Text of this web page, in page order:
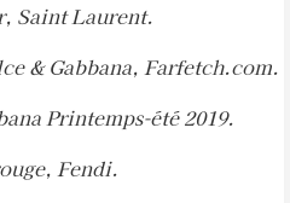
Saint Laurent.
& Gabbana, Farfetch.com.
Printemps-été 2019.
Fendi.